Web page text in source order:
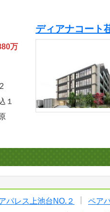
万
2
１
ディアナコート
パレス上池台NO.２ ペア